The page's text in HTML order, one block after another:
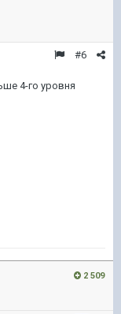
#6
4-го уровня
2 509